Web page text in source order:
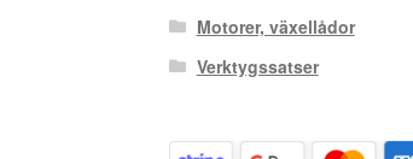
Motorer, växellådor
Verktygssatser